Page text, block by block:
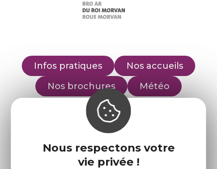
Nous respectons votre
vie privée !
Infos pratiques
Nos accueils
Nos brochures
Météo
Retrouvez-nous sur :
Espace pro Partenaires